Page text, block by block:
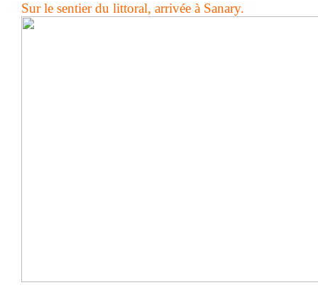
Sur le sentier du littoral, arrivée à Sanary.